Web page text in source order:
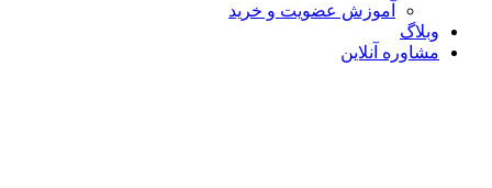
آموزش عضویت و خرید
وبلاگ
مشاوره آنلاین